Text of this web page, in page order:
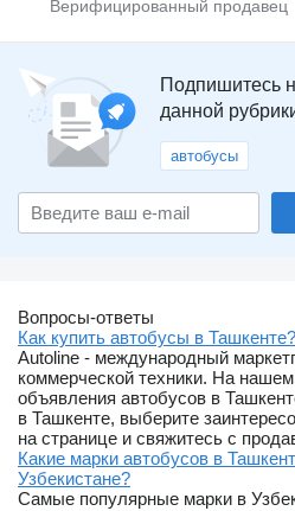
Подпишитесь
данной
автобусы
Вопросы-ответы
Как купить автобусы в Ташкенте?
Autoline - международный
коммерческой техники. На
объявления автобусов в
в Ташкенте, выберите
на странице и свяжитесь с
Какие марки автобусов в
Узбекистане?
Самые популярные марки в